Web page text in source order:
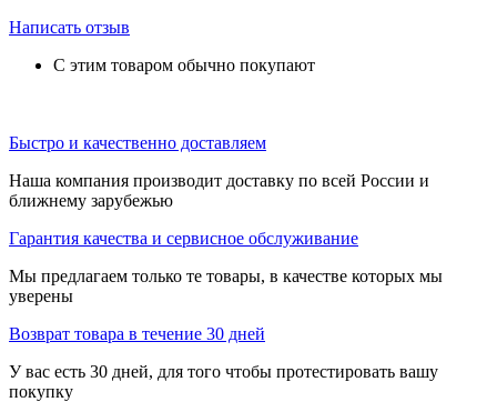
Написать отзыв
С этим товаром обычно покупают
Быстро и качественно доставляем
Наша компания производит доставку по всей России и
ближнему зарубежью
Гарантия качества и сервисное обслуживание
Мы предлагаем только те товары, в качестве которых мы
уверены
Возврат товара в течение 30 дней
У вас есть 30 дней, для того чтобы протестировать вашу
покупку